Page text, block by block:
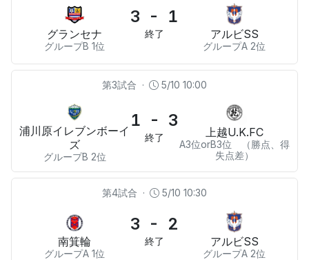
グランセナ
グループB 1位
3 - 1
終了 アルビSS
グループA 2位
第3試合 · 5/10 10:00
浦川原イレブンボーイ
ズ
グループB 2位
1 - 3
終了 上越U.K.FC
A3位orB3位 （勝点、得
失点差）
第4試合 · 5/10 10:30
南箕輪
グループA 1位
3 - 2
終了 アルビSS
グループA 2位